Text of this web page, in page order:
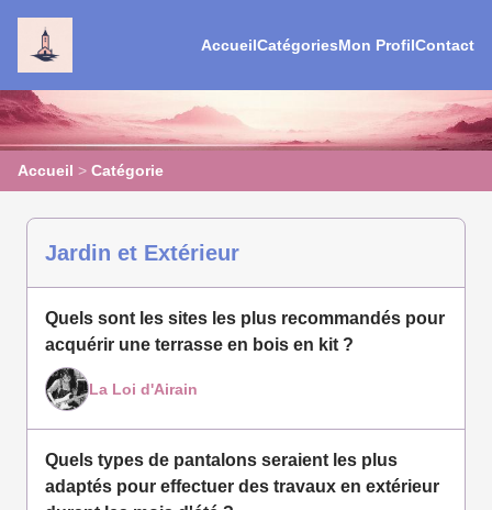
AccueilCatégoriesMon ProfilContact
Accueil > Catégorie
Jardin et Extérieur
Quels sont les sites les plus recommandés pour
acquérir une terrasse en bois en kit ?
La Loi d'Airain
Quels types de pantalons seraient les plus
adaptés pour effectuer des travaux en extérieur